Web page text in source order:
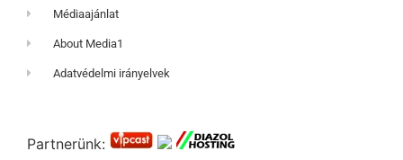
Médiaajánlat
About Media1
Adatvédelmi irányelvek
Partnerünk: